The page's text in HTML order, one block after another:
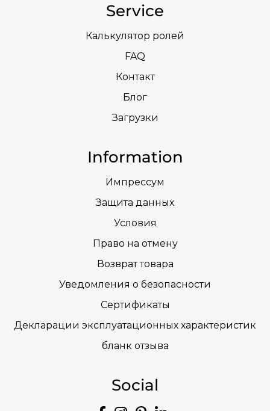
Service
Калькулятор ролей
FAQ
Контакт
Блог
Загрузки
Information
Импрессум
Защита данных
Условия
Право на отмену
Возврат товара
Уведомления о безопасности
Сертификаты
Декларации эксплуатационных характеристик
бланк отзыва
Social